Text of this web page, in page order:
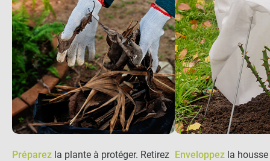
Préparez la plante à protéger. Retirez
Enveloppez la